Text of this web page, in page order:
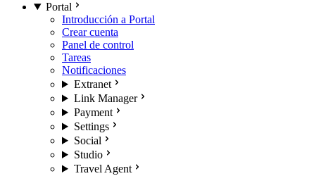
Portal
Introducción a Portal
Crear cuenta
Panel de control
Tareas
Notificaciones
Extranet
Link Manager
Payment
Settings
Social
Studio
Travel Agent